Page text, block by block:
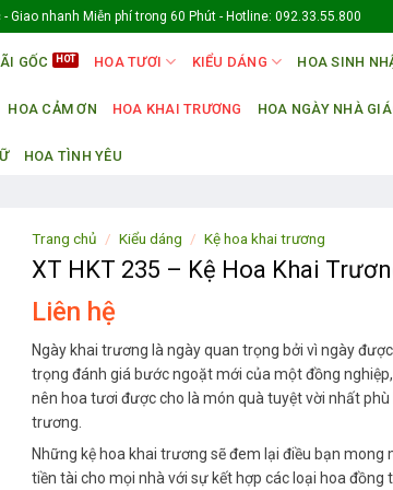
nhanh Miễn phí trong 60 Phút - Hotline: 092.33.55.800
GỐC HOA TƯƠI KIỂU DÁNG HOA SINH
HOA CẢM ƠN HOA KHAI TRƯƠNG HOA NGÀY NHÀ
HOA TÌNH YÊU
Trang chủ / Kiểu dáng / Kệ hoa khai trương
XT HKT 235 – Kệ Hoa Khai
Liên hệ
Ngày khai trương là ngày quan trọng bởi vì ngày
trọng đánh giá bước ngoặt mới của một đồng
nên hoa tươi được cho là món quà tuyệt vời nhất
trương.
Những kệ hoa khai trương sẽ đem lại điều bạn mong
tiền tài cho mọi nhà với sự kết hợp các loại hoa đồng